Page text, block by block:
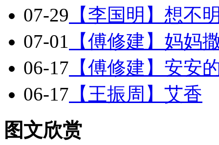
07-29 【李国明】想不
07-01 【傅修建】妈妈
06-17 【傅修建】安安
06-17 【王振周】艾香
图文欣赏